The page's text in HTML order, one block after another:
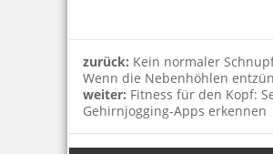
zurück: Kein normaler
Wenn die Nebenhöhlen
weiter: Fitness für den Kopf:
Gehirnjogging-Apps erkennen